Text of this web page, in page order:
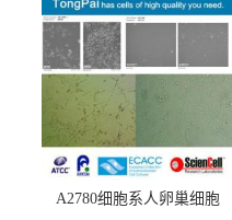
A2780细胞系人卵巢细胞